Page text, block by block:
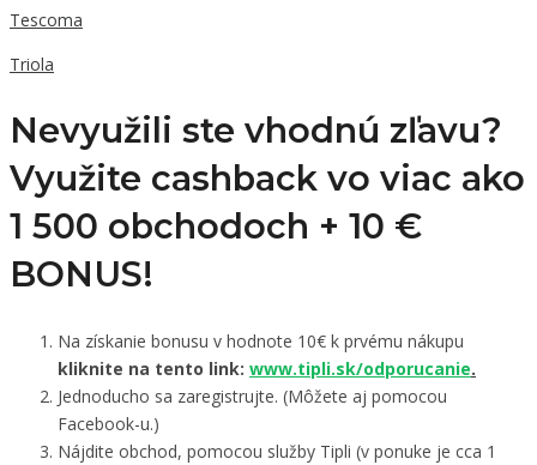
Tescoma
Triola
Nevyužili ste vhodnú zľavu?
Využite cashback vo viac ako
1 500 obchodoch + 10 €
BONUS!
Na získanie bonusu v hodnote 10€ k prvému nákupu
kliknite na tento link: www.tipli.sk/odporucanie.
Jednoducho sa zaregistrujte. (Môžete aj pomocou
Facebook-u.)
Nájdite obchod, pomocou služby Tipli (v ponuke je cca 1